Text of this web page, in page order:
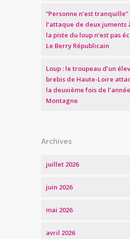
“Personne n’est tranquille”
l’attaque de deux juments
la piste du loup n’est pas
Le Berry Républicain
Loup : le troupeau d’un
brebis de Haute-Loire
la deuxième fois de
Montagne
Archives
juillet 2026
juin 2026
mai 2026
avril 2026